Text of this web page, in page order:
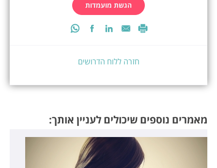
הגשת מועמדות
חזרה ללוח הדרושים
מאמרים נוספים שיכולים לעניין אותך: